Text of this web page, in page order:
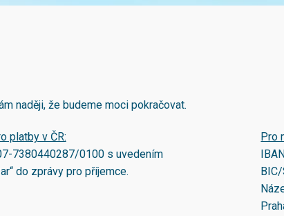
naději, že budeme moci pokračovat.
platby v ČR:
7380440287/0100s uvedením
do zprávy pro příjemce.
Pro